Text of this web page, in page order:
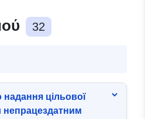
вимог
32
надання цільової
непрацездатним